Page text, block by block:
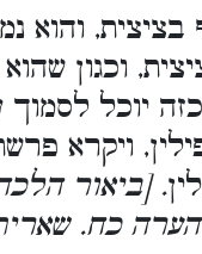
והוא
וכגון
יוכל
ויקרא
. [ביאור
הערה כח.